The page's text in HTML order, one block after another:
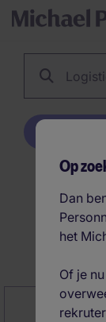
Op
Dan
het
Of je
96
Close